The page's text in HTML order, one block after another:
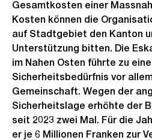
Gesamtkosten einer
Kosten können die
auf Stadtgebiet den Kanton
Unterstützung bitten. Die
im Nahen Osten führte zu
Sicherheitsbedürfnis vor
Gemeinschaft. Wegen der
Sicherheitslage erhöhte der
seit 2023 zwei Mal. Für die
er je 6 Millionen Franken zur